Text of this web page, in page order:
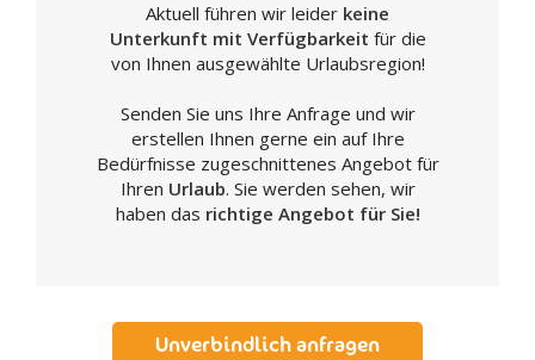
Frascati
Genazzano
Genzano di Roma
Greccio
Isola del Liri
Aktuell führen wir leider keine
Unterkunft mit Verfügbarkeit für die
von Ihnen ausgewählte Urlaubsregion!
Senden Sie uns Ihre Anfrage und wir
erstellen Ihnen gerne ein auf Ihre
Bedürfnisse zugeschnittenes Angebot für
Ihren Urlaub. Sie werden sehen, wir
haben das richtige Angebot für Sie!
Unverbindlich anfragen